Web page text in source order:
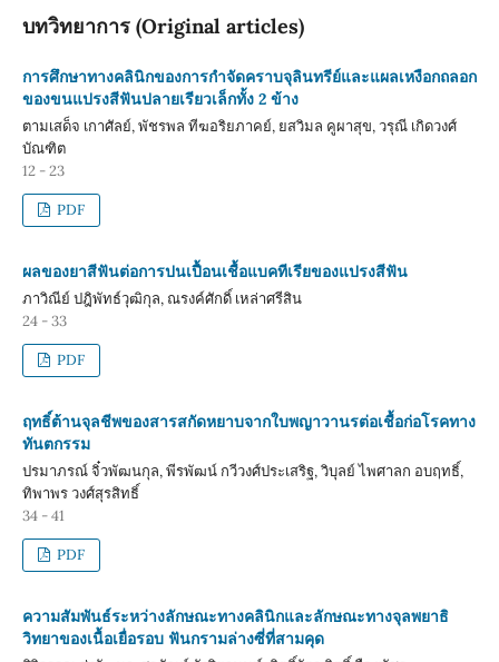
บทวิทยาการ (Original articles)
การศึกษาทางคลินิกของการกำจัดคราบจุลินทรีย์และแผลเหงือกถลอก
ของขนแปรงสีฟันปลายเรียวเล็กทั้ง 2 ข้าง
ตามเสด็จ เกาศัลย์, พัชรพล ทีฆอริยภาคย์, ยสวิมล คูผาสุข, วรุณี เกิดวงศ์
บัณฑิต
12 - 23
PDF
ผลของยาสีฟันต่อการปนเปื้อนเชื้อแบคทีเรียของแปรงสีฟัน
ภาวิณีย์ ปฎิพัทธ์วุฒิกุล, ณรงค์ศักดิ์ เหล่าศรีสิน
24 - 33
PDF
ฤทธิ์ต้านจุลชีพของสารสกัดหยาบจากใบพญาวานรต่อเชื้อก่อโรคทาง
ทันตกรรม
ปรมาภรณ์ จิ๋วพัฒนกุล, พีรพัฒน์ กวีวงศ์ประเสริฐ, วิบุลย์ ไพศาลก อบฤทธิ์,
ทิพาพร วงศ์สุรสิทธิ์
34 - 41
PDF
ความสัมพันธ์ระหว่างลักษณะทางคลินิกและลักษณะทางจุลพยาธิ
วิทยาของเนื้อเยื่อรอบ ฟันกรามล่างซี่ที่สามคุด